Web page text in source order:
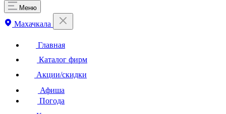
Меню
Махачкала
Главная
Каталог фирм
Акции/скидки
Афиша
Погода